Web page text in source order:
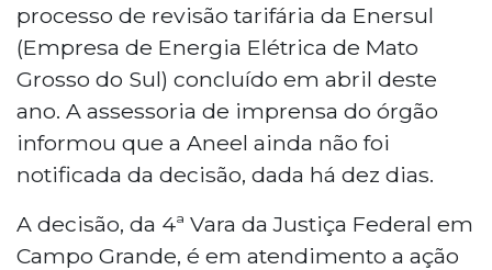
processo de revisão tarifária da Enersul
(Empresa de Energia Elétrica de Mato
Grosso do Sul) concluído em abril deste
ano. A assessoria de imprensa do órgão
informou que a Aneel ainda não foi
notificada da decisão, dada há dez dias.
A decisão, da 4ª Vara da Justiça Federal em
Campo Grande, é em atendimento a ação